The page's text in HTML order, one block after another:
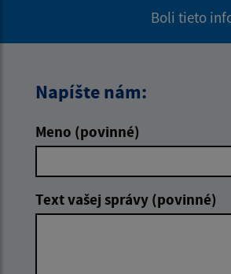
Boli tieto
Napíšte nám:
Meno (povinné)
Text vašej správy (povinné)